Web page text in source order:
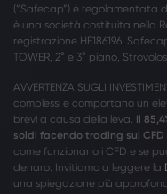
(”Safecap”) è regolamentata
è una società costituita nella
registrazione HE186196.
TOWER, 2° e 3° piano,
AVVERTENZA SUGLI
complessi e comportano un
brevi a causa della leva. Il
soldi facendo trading sui
come funzionano i CFD e se
denaro. Invitiamo a leggere la
una spiegazione più